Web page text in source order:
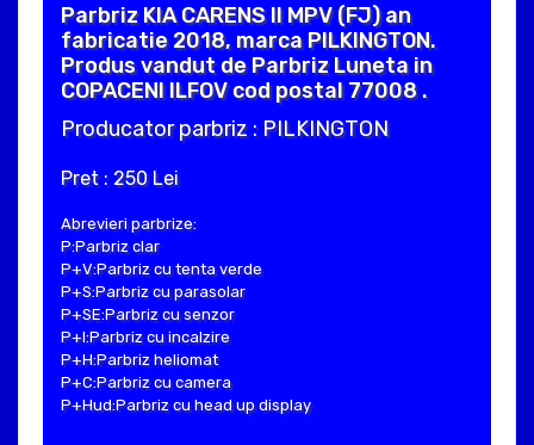
Parbriz KIA CARENS II MPV (FJ) an
fabricatie 2018, marca PILKINGTON.
Produs vandut de Parbriz Luneta in
COPACENI ILFOV cod postal 77008 .
Producator parbriz : PILKINGTON
Pret : 250 Lei
Abrevieri parbrize:
P:Parbriz clar
P+V:Parbriz cu tenta verde
P+S:Parbriz cu parasolar
P+SE:Parbriz cu senzor
P+I:Parbriz cu incalzire
P+H:Parbriz heliomat
P+C:Parbriz cu camera
P+Hud:Parbriz cu head up display